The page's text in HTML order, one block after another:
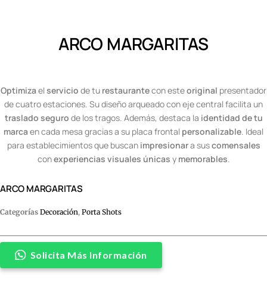
ARCO MARGARITAS
Optimiza el servicio de tu restaurantecon esteoriginal presentador
de cuatro estaciones. Su diseño arqueado con eje central facilita un
traslado seguro de los tragos. Además, destaca la identidad de tu
marca en cada mesa gracias a su placa frontal personalizable. Ideal
para establecimientos que buscan impresionara suscomensales
conexperiencias visuales únicas y memorables.
ARCO MARGARITAS
Categorías Decoración, Porta Shots
Solicita Más Información